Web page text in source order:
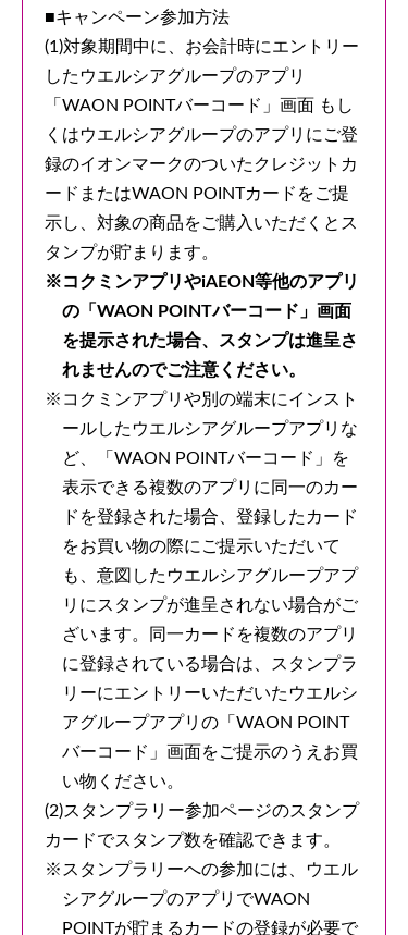
■キャンペーン参加方法
(1)対象期間中に、お会計時にエントリー
したウエルシアグループのアプリ
「WAON POINTバーコード」画面 もし
くはウエルシアグループのアプリにご登
録のイオンマークのついたクレジットカ
ードまたはWAON POINTカードをご提
示し、対象の商品をご購入いただくとス
タンプが貯まります。
コクミンアプリやiAEON等他のアプリ
の「WAON POINTバーコード」画面
を提示された場合、スタンプは進呈さ
れませんのでご注意ください。
コクミンアプリや別の端末にインスト
ールしたウエルシアグループアプリな
ど、「WAON POINTバーコード」を
表示できる複数のアプリに同一のカー
ドを登録された場合、登録したカード
をお買い物の際にご提示いただいて
も、意図したウエルシアグループアプ
リにスタンプが進呈されない場合がご
ざいます。同一カードを複数のアプリ
に登録されている場合は、スタンプラ
リーにエントリーいただいたウエルシ
アグループアプリの「WAON POINT
バーコード」画面をご提示のうえお買
い物ください。
(2)スタンプラリー参加ページのスタンプ
カードでスタンプ数を確認できます。
スタンプラリーへの参加には、ウエル
シアグループのアプリでWAON
POINTが貯まるカードの登録が必要で